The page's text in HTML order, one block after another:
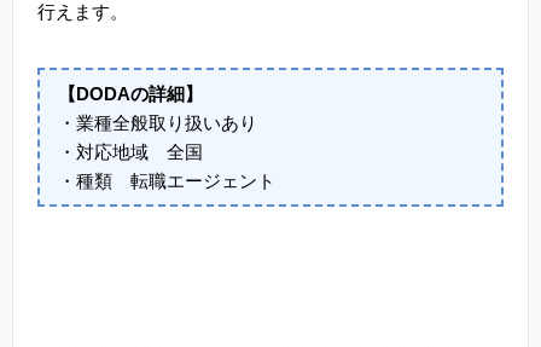
行えます。
【DODAの詳細】
・業種全般取り扱いあり
・対応地域 全国
・種類 転職エージェント